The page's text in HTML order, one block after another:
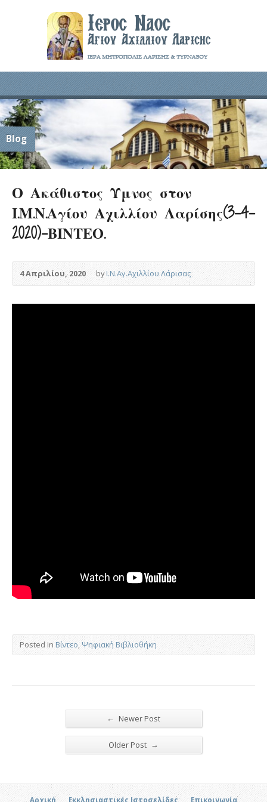
Blog
Ο Ακάθιστος Ύμνος στον
Ι.Μ.Ν.Αγίου Αχιλλίου Λαρίσης(3-4-
2020)-ΒΙΝΤΕΟ.
4 Απριλίου, 2020 byΙ.Ν.Αγ.Αχιλλίου Λάρισας
Posted in Βίντεο,Ψηφιακή Βιβλιοθήκη
← Newer Post
Older Post →
Αρχική Εκκλησιαστικές Ιστοσελίδες Επικοινωνία